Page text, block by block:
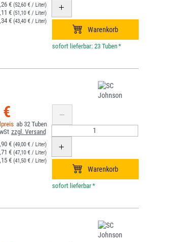
€ (52,60 € / Liter)
€ (51,10 € / Liter)
€ (43,40 € / Liter)
*
32
€ (49,00 € / Liter)
€ (47,10 € / Liter)
€ (41,50 € / Liter)
*